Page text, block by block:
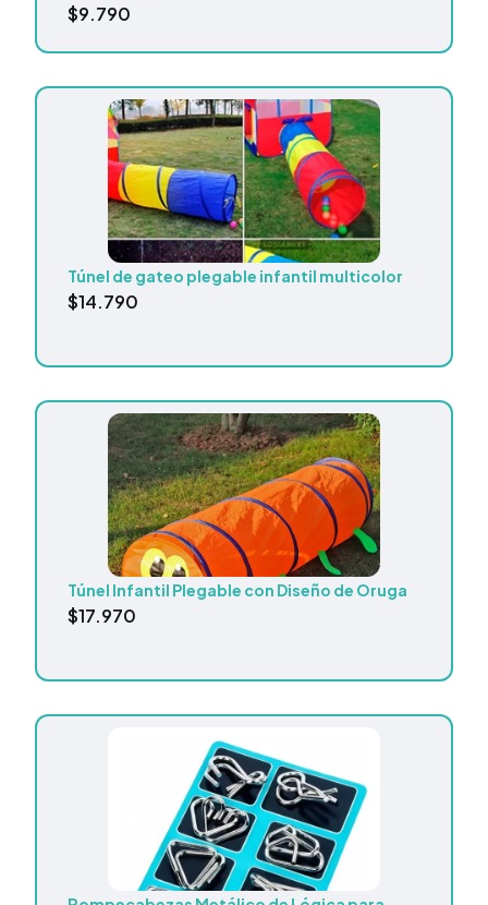
$9.790
Túnel de gateo plegable infantil multicolor
$14.790
Túnel Infantil Plegable con Diseño de Oruga
$17.970